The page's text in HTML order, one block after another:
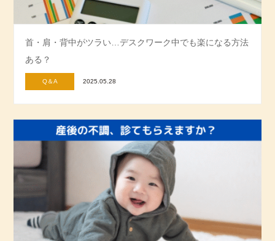
首・肩・背中がツラい…デスクワーク中でも楽になる方法
ある？
Q＆A 2025.05.28